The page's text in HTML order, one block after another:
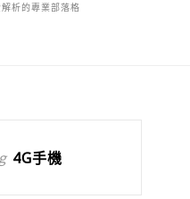
析的專業部落格
4G手機